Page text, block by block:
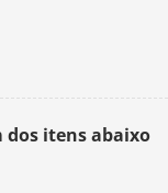
dos itens abaixo